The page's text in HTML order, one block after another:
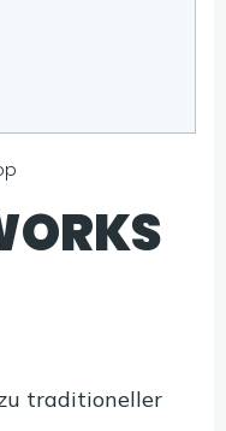
traditioneller